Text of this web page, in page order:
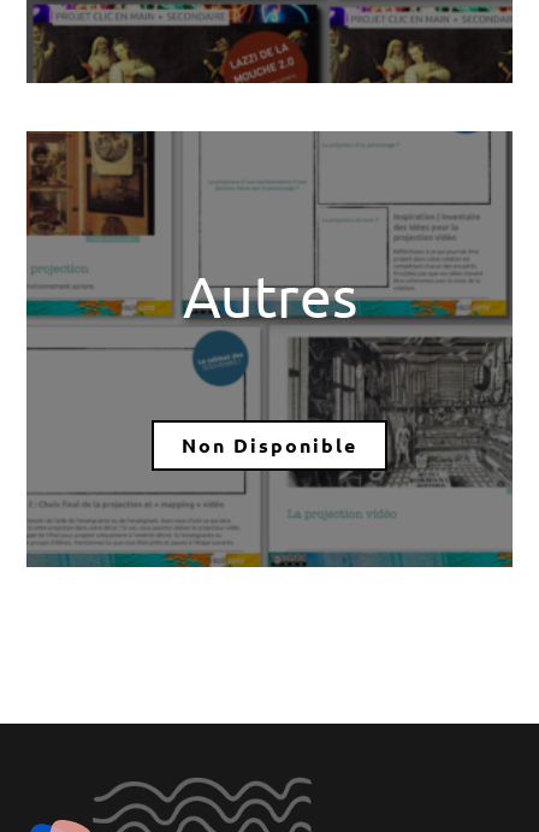
Autres
Non Disponible